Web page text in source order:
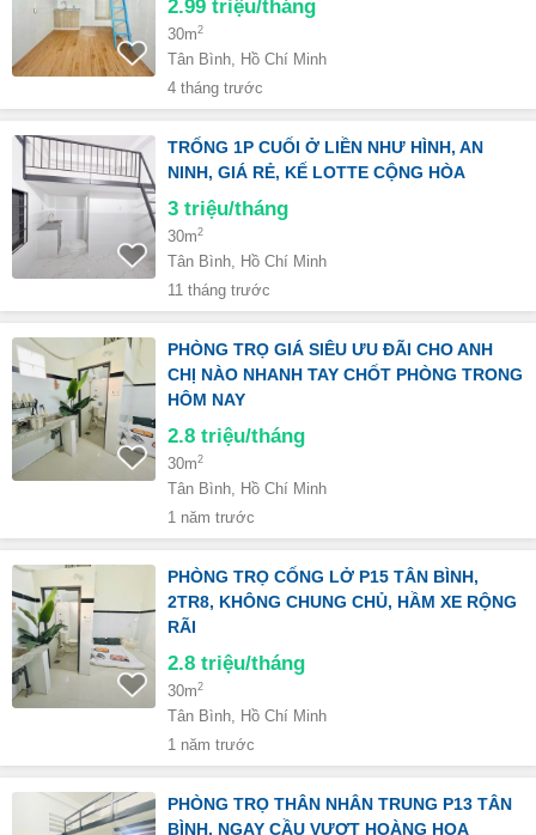
2.99 triệu/tháng
30m2
Tân Bình, Hồ Chí Minh
4 tháng trước
TRỐNG 1P CUỐI Ở LIỀN NHƯ HÌNH, AN
NINH, GIÁ RẺ, KẾ LOTTE CỘNG HÒA
3 triệu/tháng
30m2
Tân Bình, Hồ Chí Minh
11 tháng trước
PHÒNG TRỌ GIÁ SIÊU ƯU ĐÃI CHO ANH
CHỊ NÀO NHANH TAY CHỐT PHÒNG TRONG
HÔM NAY
2.8 triệu/tháng
30m2
Tân Bình, Hồ Chí Minh
1 năm trước
PHÒNG TRỌ CỐNG LỞ P15 TÂN BÌNH,
2TR8, KHÔNG CHUNG CHỦ, HẦM XE RỘNG
RÃI
2.8 triệu/tháng
30m2
Tân Bình, Hồ Chí Minh
1 năm trước
PHÒNG TRỌ THÂN NHÂN TRUNG P13 TÂN
BÌNH, NGAY CẦU VƯỢT HOÀNG HOA